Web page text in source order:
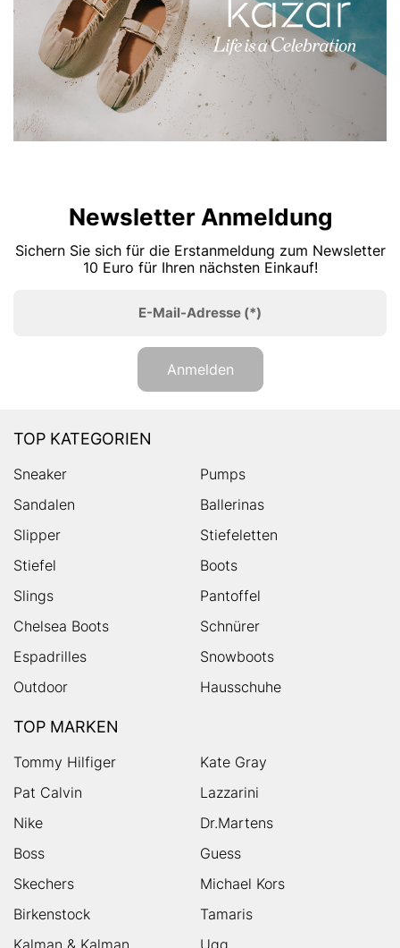
Newsletter Anmeldung
Sichern Sie sich für die Erstanmeldung zum Newsletter
10 Euro für Ihren nächsten Einkauf!
E-Mail-Adresse (*)
Anmelden
TOP KATEGORIEN
Sneaker
Pumps
Sandalen
Ballerinas
Slipper
Stiefeletten
Stiefel
Boots
Slings
Pantoffel
Chelsea Boots
Schnürer
Espadrilles
Snowboots
Outdoor
Hausschuhe
TOP MARKEN
Tommy Hilfiger
Kate Gray
Pat Calvin
Lazzarini
Nike
Dr.Martens
Boss
Guess
Skechers
Michael Kors
Birkenstock
Tamaris
Kalman & Kalman
Ugg